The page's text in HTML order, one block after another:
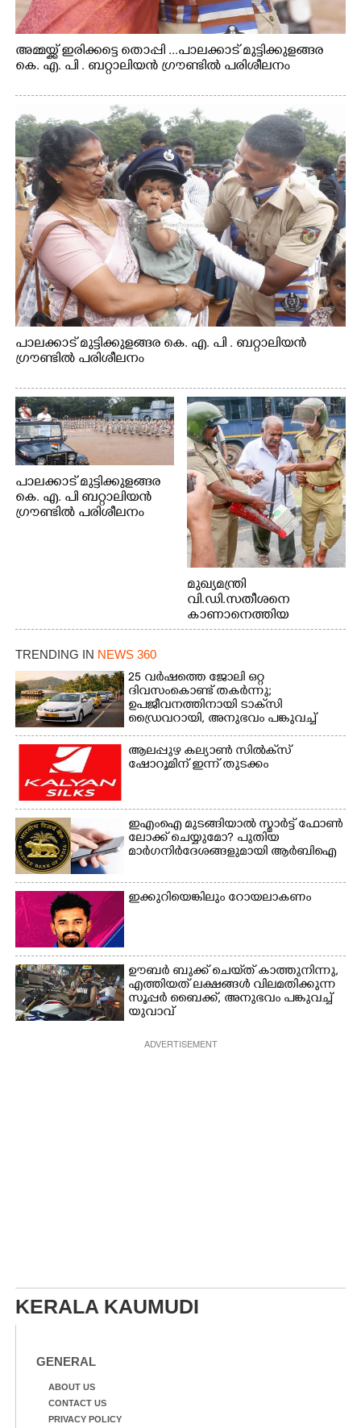
അമ്മയ്ക്ക് ഇരിക്കട്ടെ തൊപ്പി ...പാലക്കാട് മുട്ടിക്കുളങ്ങര
കെ. എ. പി . ബറ്റാലിയൻ ഗ്രൗണ്ടിൽ പരിശീലനം
പാലക്കാട് മുട്ടിക്കുളങ്ങര കെ. എ. പി . ബറ്റാലിയൻ
ഗ്രൗണ്ടിൽ പരിശീലനം
പാലക്കാട് മുട്ടിക്കുളങ്ങര
കെ. എ. പി ബറ്റാലിയൻ
ഗ്രൗണ്ടിൽ പരിശീലനം
മുഖ്യമന്ത്രി
വി.ഡി.സതീശനെ
കാണാനെത്തിയ
മോഹനൻ നായർ
TRENDING IN NEWS 360
25 വർഷത്തെ ജോലി ഒറ്റ
ദിവസംകൊണ്ട് തകർന്നു;
ഉപജീവനത്തിനായി ടാക്‌സി
ഡ്രൈവറായി,​ അനുഭവം പങ്കുവച്ച്
യുവതി
ആലപ്പുഴ കല്യാൺ സിൽക്‌സ്
ഷോറൂമിന് ഇന്ന് തുടക്കം
ഇഎംഐ മുടങ്ങിയാൽ സ്മാർട്ട് ഫോൺ
ലോക്ക് ചെയ്യുമോ? പുതിയ
മാർഗനിർദേശങ്ങളുമായി ആർബിഐ
ഇക്കുറിയെങ്കിലും റോയലാകണം
ഊബർ ബുക്ക് ചെയ്‌ത് കാത്തുനിന്നു,​
എത്തിയത് ലക്ഷങ്ങൾ വിലമതിക്കുന്ന
സൂപ്പർ ബൈക്ക്,​ അനുഭവം പങ്കുവച്ച്
യുവാവ്
ADVERTISEMENT
KERALA KAUMUDI
GENERAL
ABOUT US
CONTACT US
PRIVACY POLICY